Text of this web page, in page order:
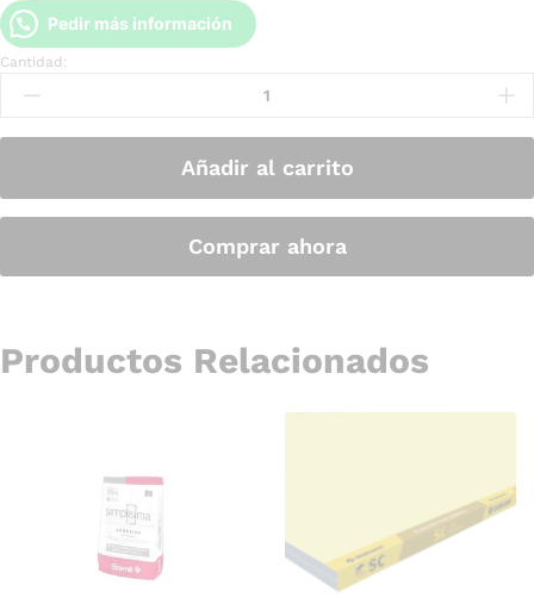
Pedir más información
Cantidad:
Añadir al carrito
Comprar ahora
Productos Relacionados